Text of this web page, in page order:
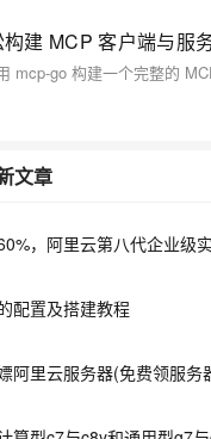
建 MCP 客户端与服
文章
，阿里云第八代企业级
配置及搭建教程
阿里云服务器(免费领服务